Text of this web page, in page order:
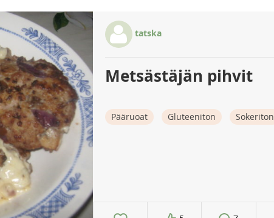
tatska
Metsästäjän pihvit
Pääruoat Gluteeniton Sokeriton